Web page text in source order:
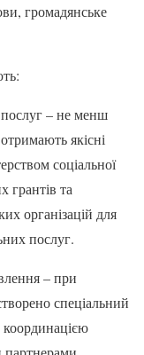
громадянське
– не менш
якісні
соціальної
грантів та
організацій для
послуг.
– при
спеціальний